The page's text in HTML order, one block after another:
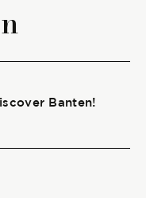
Banten!